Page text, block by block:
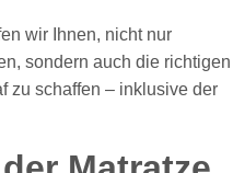
wir Ihnen, nicht nur
sondern auch die richtigen
zu schaffen – inklusive der